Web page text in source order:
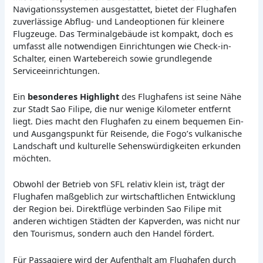
Navigationssystemen ausgestattet, bietet der Flughafen
zuverlässige Abflug- und Landeoptionen für kleinere
Flugzeuge. Das Terminalgebäude ist kompakt, doch es
umfasst alle notwendigen Einrichtungen wie Check-in-
Schalter, einen Wartebereich sowie grundlegende
Serviceeinrichtungen.
Ein besonderes Highlight des Flughafens ist seine Nähe
zur Stadt Sao Filipe, die nur wenige Kilometer entfernt
liegt. Dies macht den Flughafen zu einem bequemen Ein-
und Ausgangspunkt für Reisende, die Fogo’s vulkanische
Landschaft und kulturelle Sehenswürdigkeiten erkunden
möchten.
Obwohl der Betrieb von SFL relativ klein ist, trägt der
Flughafen maßgeblich zur wirtschaftlichen Entwicklung
der Region bei. Direktflüge verbinden Sao Filipe mit
anderen wichtigen Städten der Kapverden, was nicht nur
den Tourismus, sondern auch den Handel fördert.
Für Passagiere wird der Aufenthalt am Flughafen durch